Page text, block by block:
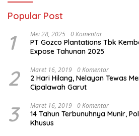
Popular Post
1 Mei 28, 2025 0 Komentar
PT Gozco Plantations Tbk
Expose Tahunan 2025
2 Maret 16, 2019 0 Komentar
2 Hari Hilang, Nelayan Tewas
Cipalawah Garut
3 Maret 16, 2019 0 Komentar
14 Tahun Terbunuhnya Munir,
Khusus